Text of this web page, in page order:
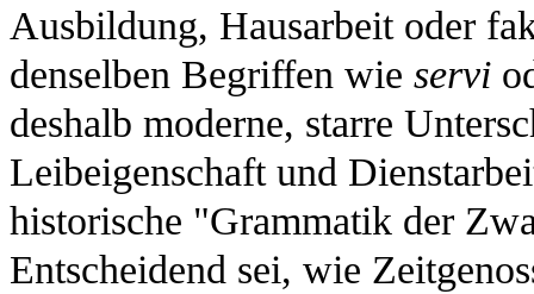
Ausbildung, Hausarbeit oder
denselben Begriffen wie servi
deshalb moderne, starre
Leibeigenschaft und
historische "Grammatik der
Entscheidend sei, wie